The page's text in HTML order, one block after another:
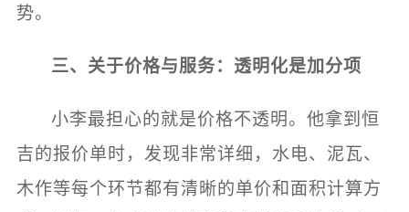
势。
三、关于价格与服务：透明化是加分项
小李最担心的就是价格不透明。他拿到恒
吉的报价单时，发现非常详细，水电、泥瓦、
木作等每个环节都有清晰的单价和面积计算方